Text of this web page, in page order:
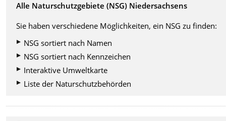
Alle Naturschutzgebiete (NSG) Niedersachsens
Sie haben verschiedene Möglichkeiten, ein NSG zu finden:
NSG sortiert nach Namen
NSG sortiert nach Kennzeichen
Interaktive Umweltkarte
Liste der Naturschutzbehörden